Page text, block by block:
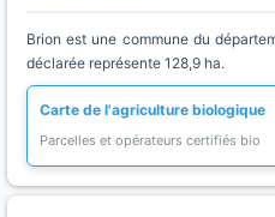
Brion est une commune du
déclarée représente 128,9 ha.
Carte de l'agriculture biologique
Parcelles et opérateurs certifiés bio